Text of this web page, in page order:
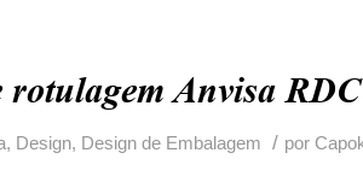
rotulagem Anvisa
, Design, Design de Embalagem / por